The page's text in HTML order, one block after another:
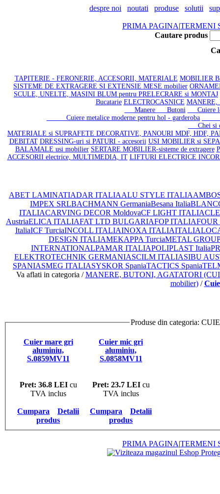
despre noi noutati produse solutii
PRIMA PAGINA|TERMENI
Cautare produs
TAPITERIE - FERONERIE, ACCESORII, MATERIALE MOBILIER
SISTEME DE EXTRAGERE SI EXTENSIE MESE mobilier
SCULE, UNELTE, MASINI BLUM pentru PRELECRARE si MONTAJ
Bucatarie ELECTROCASNICE MANERE,
Manere
Butoni
Cuiere
Cuiere metalice moderne pentru hol - garderoba
Chei si
MATERIALE si SUPRAFETE DECORATIVE, PANOURI MDF, HDF,
DEBITAT DRESSING-uri si PATURI - accesorii USI MOBILIER si
BALAMALE usi mobilier SERTARE MOBILIER-sisteme de extragere
ACCESORII electrice, MULTIMEDIA, IT LIFTURI ELECTRICE
ABET LAMINATIADAR ITALIAALU STYLE ITALIA
IMPEX SRLBACHMANN GermaniaBesana Italia
ITALIACARVING DECOR MoldovaCF LIGHT ITALIA
AustriaELICA ITALIAFAT LTD BULGARIAFOP ITALIA
ItaliaICF TurciaINCOLL ITALIAINOXA ITALIAITALIA
DESIGN ITALIAMEKAPPA TurciaMETAL
INTERNATIONALPAMAR ITALIAPOLIPLAST Italia
ELEKTROTECHNIK GERMANIASCILM ITALIASIBU
SPANIASMEG ITALIASYSKOR SpaniaTACTICS Spania
Va aflati in categoria /MANERE, BUTONI, AGATATORI
mobilier)/
Produse din categoria:
Cuier mare gri
aluminiu,
S.0859MV11
Pret: 36.8 LEIcu
TVA inclus
Cumpara
Detalii
produs
Cuier mic gri
aluminiu,
S.0858MV11
Pret: 23.7 LEIcu
TVA inclus
Cumpara
Detalii
produs
PRIMA PAGINA|TERMENI